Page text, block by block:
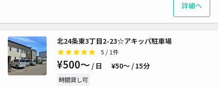
詳細へ
北24条東3丁目2-23☆アキッパ駐車場
5 / 1件
¥500〜 / 日 ¥50〜 / 15分
時間貸し可